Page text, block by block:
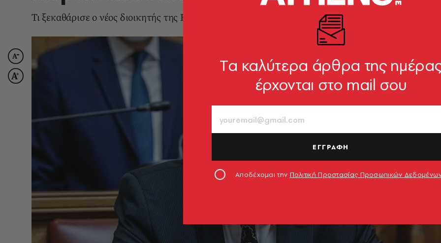
Τι ξεκαθάρισε ο νέος διοικητής της ΕΥΠ
Tα καλύτερα άρθρα της
έρχονται στο mail σου
ΕΓΓΡΑΦΗ
Αποδέχομαι την Πολιτική Προστασίας Προσωπικών